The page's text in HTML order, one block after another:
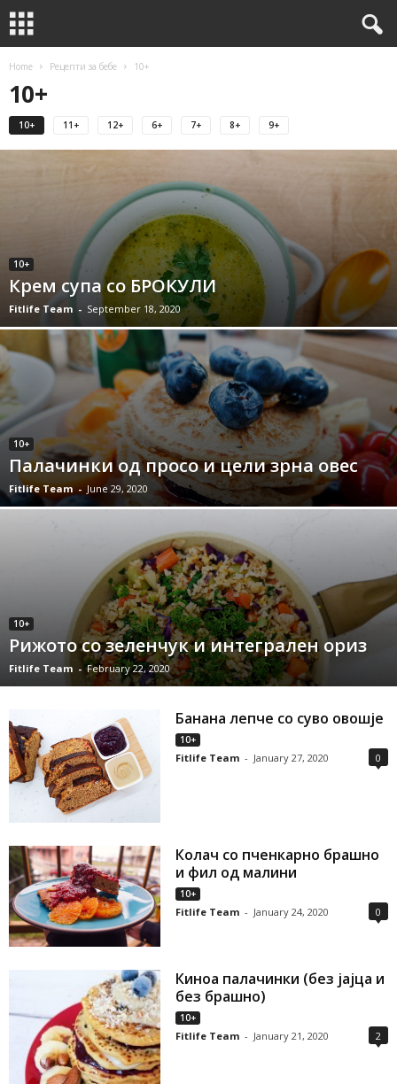
Home Рецепти за бебе 10+
10+
10+ 11+ 12+ 6+ 7+ 8+ 9+
10+
Крем супа со БРОКУЛИ
Fitlife Team - September 18, 2020
10+
Палачинки од просо и цели зрна овес
Fitlife Team - June 29, 2020
10+
Рижото со зеленчук и интегрален ориз
Fitlife Team - February 22, 2020
Банана лепче со суво овошје
10+
Fitlife Team - January 27, 2020 0
Колач со пченкарно брашно
и фил од малини
10+
Fitlife Team - January 24, 2020 0
Киноа палачинки (без јајца и
без брашно)
10+
Fitlife Team - January 21, 2020 2